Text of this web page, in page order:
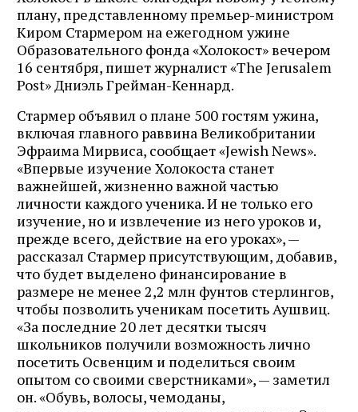
плану, представленному премьер-министром
Киром Стармером на ежегодном ужине
Образовательного фонда «Холокост» вечером
16 сентября, пишет журналист «The Jerusalem
Post» Дниэль Грейман-Кеннард.
Стармер объявил о плане 500 гостям ужина,
включая главного раввина Великобритании
Эфраима Мирвиса, сообщает «Jewish News».
«Впервые изучение Холокоста станет
важнейшей, жизненно важной частью
личности каждого ученика. И не только его
изучение, но и извлечение из него уроков и,
прежде всего, действие на его уроках», —
рассказал Стармер присутствующим, добавив,
что будет выделено финансирование в
размере не менее 2,2 млн фунтов стерлингов,
чтобы позволить ученикам посетить Аушвиц.
«За последние 20 лет десятки тысяч
школьников получили возможность лично
посетить Освенцим и поделиться своим
опытом со своими сверстниками», — заметил
он. «Обувь, волосы, чемоданы,